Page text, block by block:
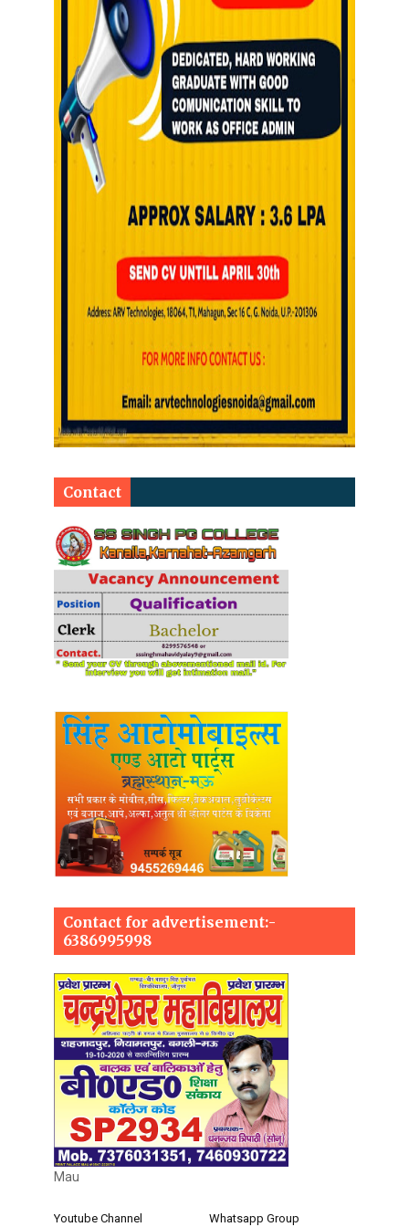
Contact
Contact for advertisement:-
6386995998
Mau
Youtube Channel Whatsapp Group